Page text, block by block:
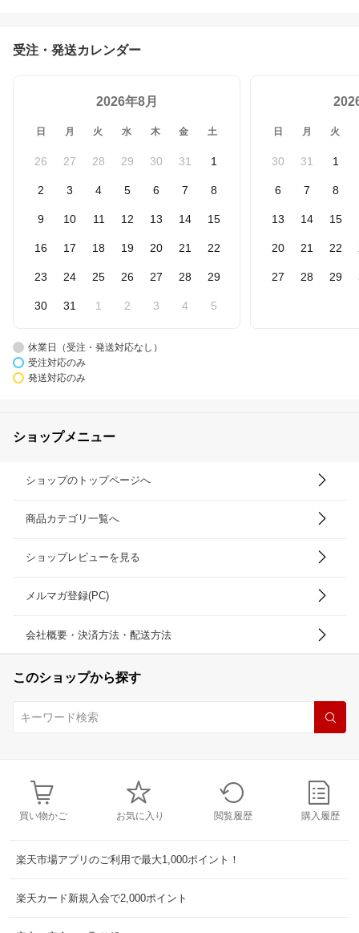
受注・発送カレンダー
2026年8月
日 月 火 水 木 金 土
26 27 28 29 30 31 1
2 3 4 5 6 7 8
9 10 11 12 13 14 15
16 17 18 19 20 21 22
23 24 25 26 27 28 29
30 31 1 2 3 4 5
日 月 火
30 31 1
6 7 8
13 14 15
20 21 22
27 28 29
休業日（受注・発送対応なし）
受注対応のみ
発送対応のみ
ショップメニュー
ショップのトップページへ
商品カテゴリ一覧へ
ショップレビューを見る
メルマガ登録(PC)
会社概要・決済方法・配送方法
このショップから探す
買い物かご お気に入り 閲覧履歴 購入履歴
楽天市場アプリのご利用で最大1,000ポイント！
楽天カード新規入会で2,000ポイント